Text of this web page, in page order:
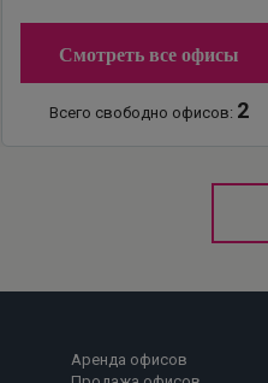
Смотреть все офисы
Всего свободно офисов: 2
Аренда офисов